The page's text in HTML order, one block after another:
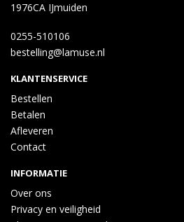
1976CA IJmuiden
0255-510106
bestelling@lamuse.nl
KLANTENSERVICE
Bestellen
Betalen
Afleveren
Contact
INFORMATIE
Over ons
Privacy en veiligheid